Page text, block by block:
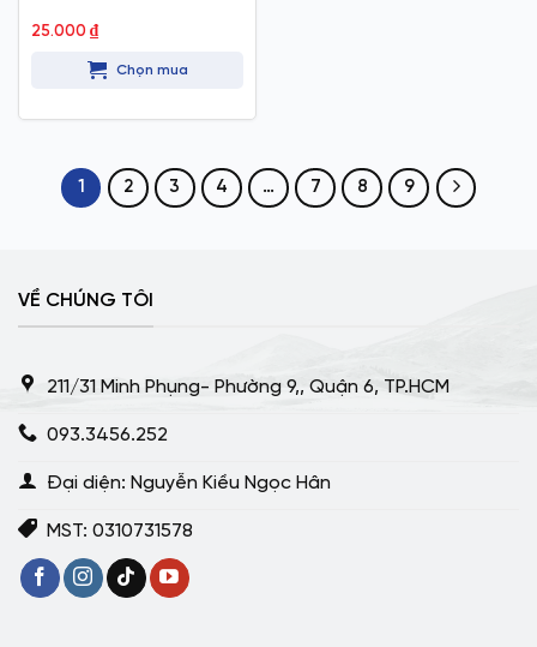
25.000 ₫
Chọn mua
1 2 3 4 … 7 8 9
VỀ CHÚNG TÔI
211/31 Minh Phụng- Phường 9,, Quận 6, TP.HCM
093.3456.252
Đại diện: Nguyễn Kiều Ngọc Hân
MST: 0310731578